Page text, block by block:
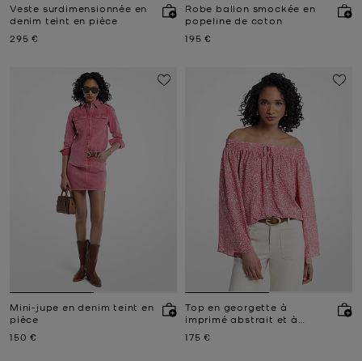
Veste surdimensionnée en
denim teint en pièce
Prix actuel
295 €
Robe ballon smockée en
popeline de coton
Prix actuel
195 €
Mini-jupe en denim teint en
pièce
Prix actuel
150 €
Top en georgette à
imprimé abstrait et à
Prix actuel
175 €